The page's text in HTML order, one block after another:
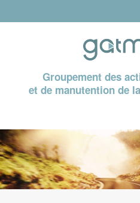
Groupement des
et de manutention de